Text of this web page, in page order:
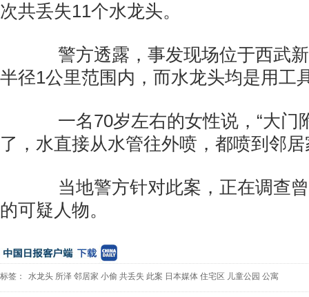
次共丢失11个水龙头。
警方透露，事发现场位于西武新
半径1公里范围内，而水龙头均是用工
一名70岁左右的女性说，“大门
了，水直接从水管往外喷，都喷到邻
当地警方针对此案，正在调查曾
的可疑人物。
标签： 水龙头 所泽 邻居家 小偷 共丢失 此案 日本媒体 住宅区 儿童公园 公寓